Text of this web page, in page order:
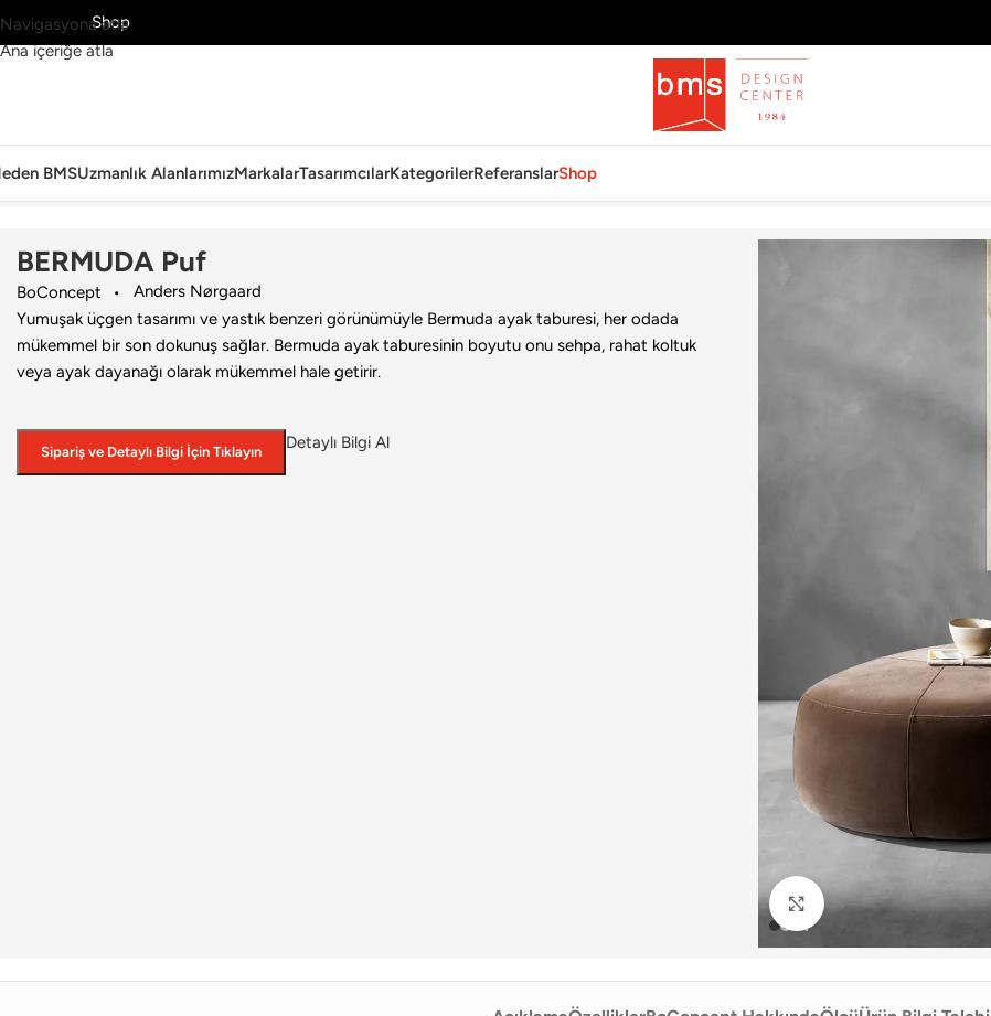
Navigasyona atla
Ana içeriğe atla
KeşfetShop
BMSUzmanlık AlanlarımızMarkalarTasarımcılarKategorilerReferanslarShop
Ana Sayfa›Ofis›Puf›BoConcept›BERMUDA Puf
BERMUDA Puf
BoConcept
Anders Nørgaard
Yumuşak üçgen tasarımı ve yastık benzeri görünümüyle Bermuda ayak taburesi, her odada
mükemmel bir son dokunuş sağlar. Bermuda ayak taburesinin boyutu onu sehpa, rahat koltuk
veya ayak dayanağı olarak mükemmel hale getirir.
Sipariş ve Detaylı Bilgi İçin Tıklayın Detaylı Bilgi Al
Büyütmek için tıklayın